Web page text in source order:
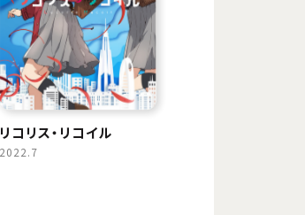
リコリス・リコイル
2022.7